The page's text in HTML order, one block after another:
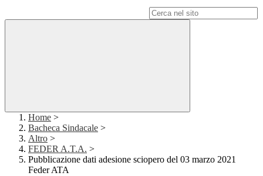
Home >
Bacheca Sindacale >
Altro >
FEDER A.T.A. >
Pubblicazione dati adesione sciopero del 03 marzo 2021
Feder ATA